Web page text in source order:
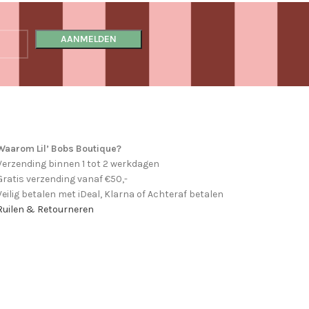
Lil’ Bobs Boutique?
binnen 1 tot 2 werkdagen
verzending vanaf €50,-
betalen met iDeal, Klarna of Achteraf betalen
& Retourneren